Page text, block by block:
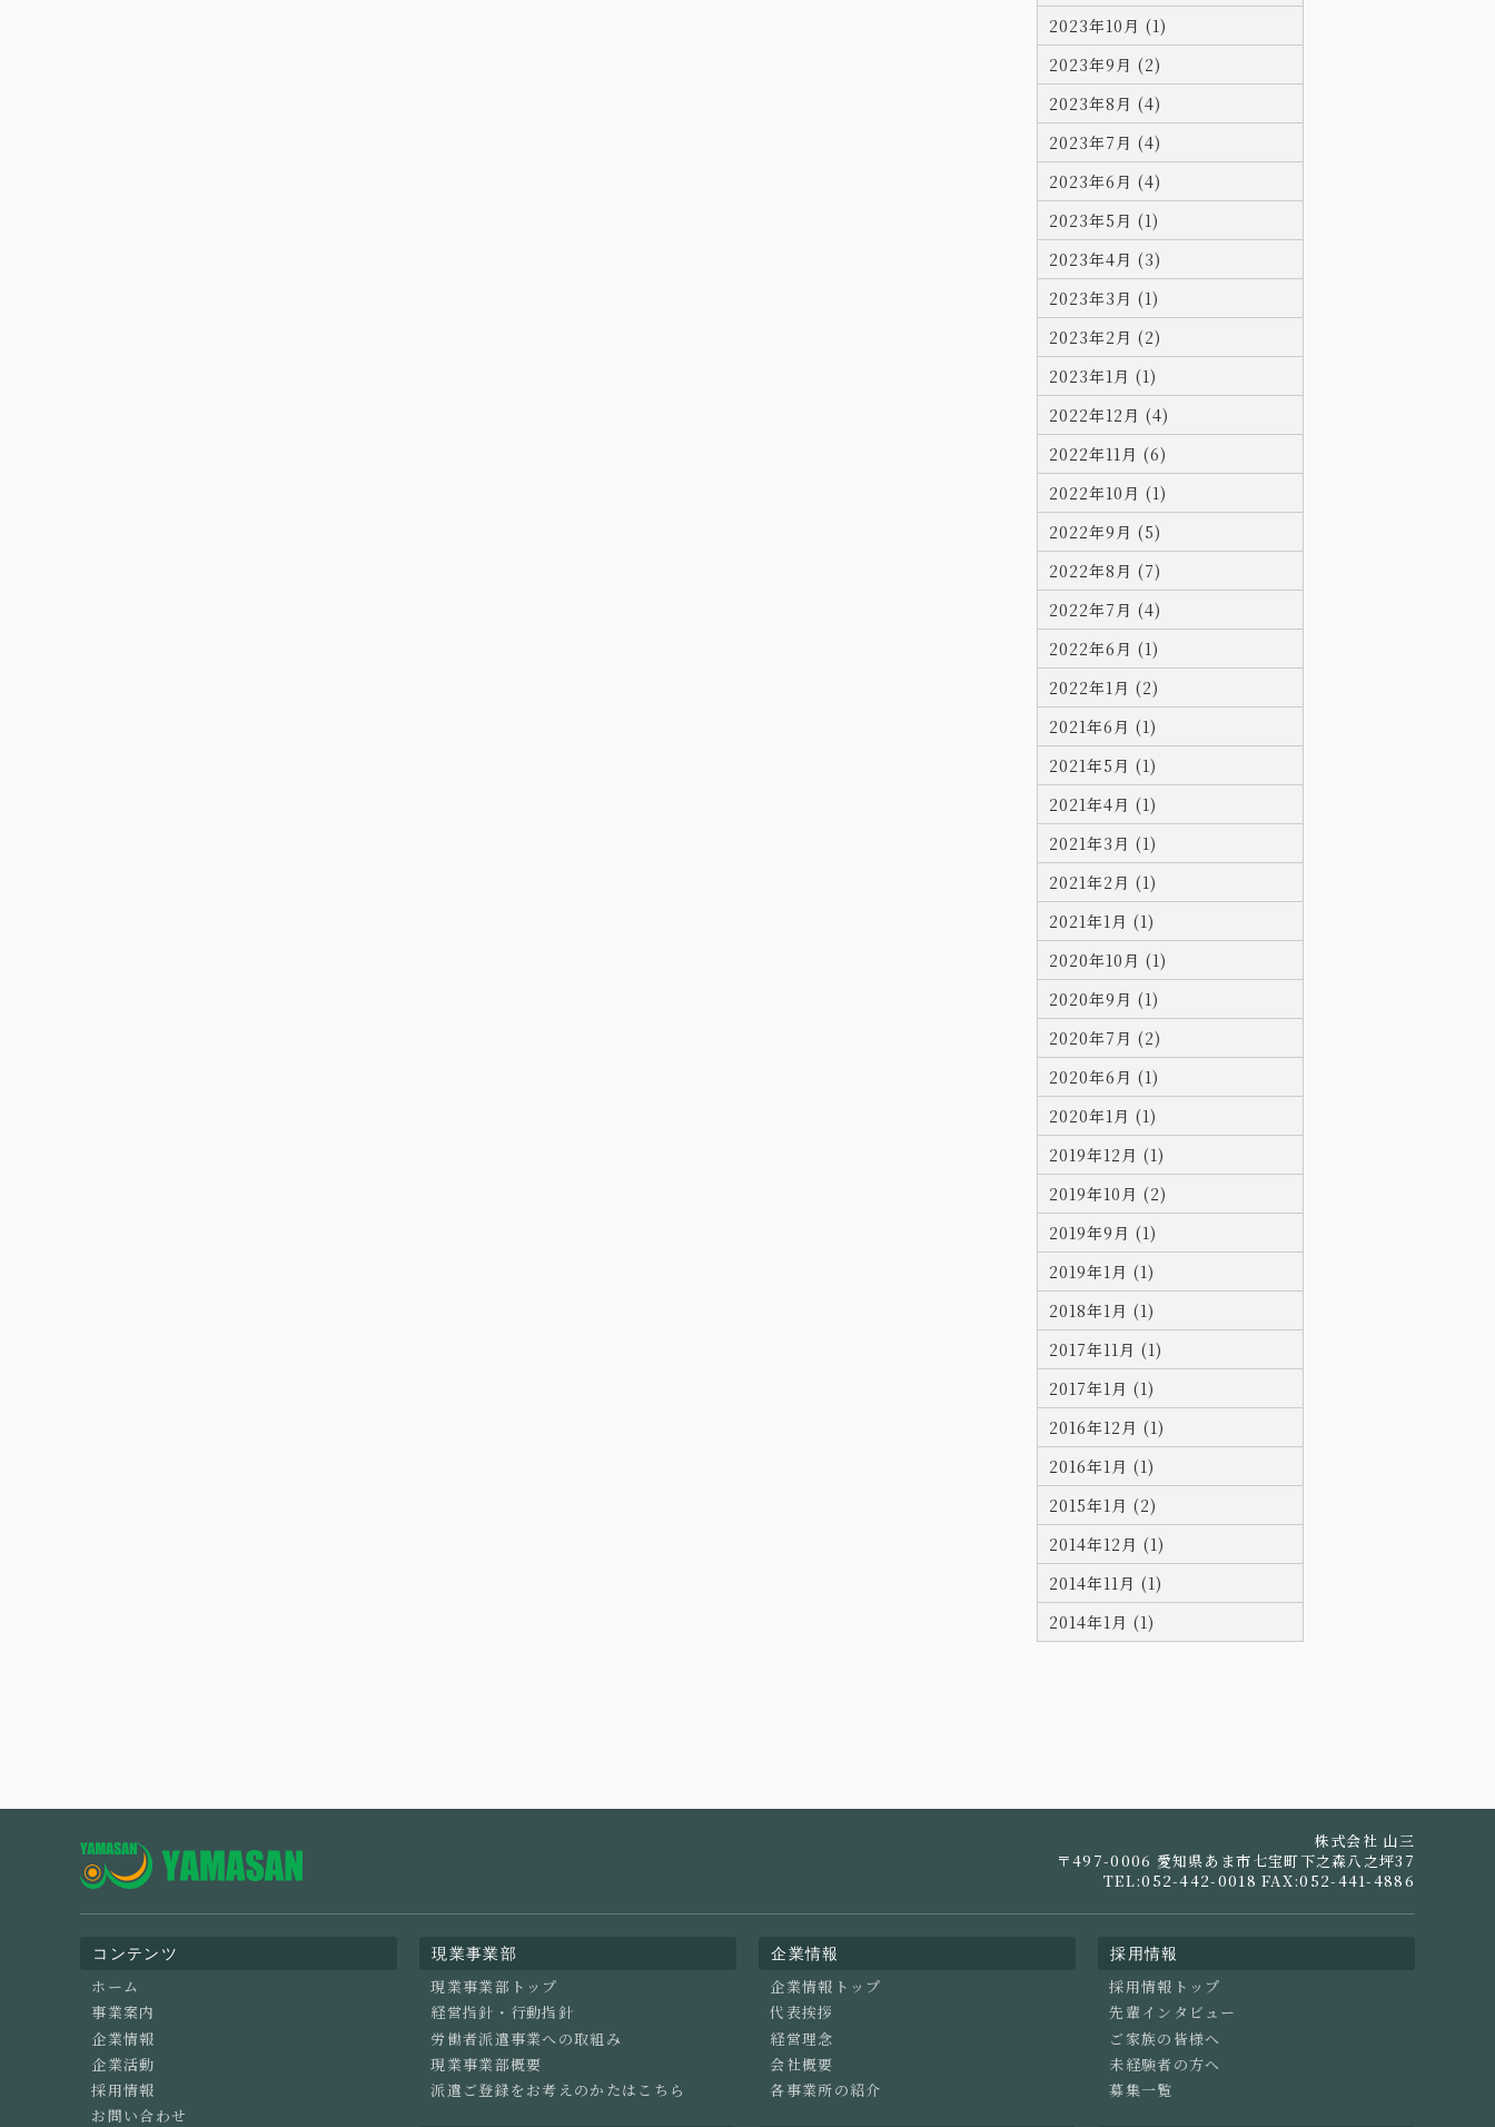
2023年10月 (1)
2023年9月 (2)
2023年8月 (4)
2023年7月 (4)
2023年6月 (4)
2023年5月 (1)
2023年4月 (3)
2023年3月 (1)
2023年2月 (2)
2023年1月 (1)
2022年12月 (4)
2022年11月 (6)
2022年10月 (1)
2022年9月 (5)
2022年8月 (7)
2022年7月 (4)
2022年6月 (1)
2022年1月 (2)
2021年6月 (1)
2021年5月 (1)
2021年4月 (1)
2021年3月 (1)
2021年2月 (1)
2021年1月 (1)
2020年10月 (1)
2020年9月 (1)
2020年7月 (2)
2020年6月 (1)
2020年1月 (1)
2019年12月 (1)
2019年10月 (2)
2019年9月 (1)
2019年1月 (1)
2018年1月 (1)
2017年11月 (1)
2017年1月 (1)
2016年12月 (1)
2016年1月 (1)
2015年1月 (2)
2014年12月 (1)
2014年11月 (1)
2014年1月 (1)
株式会社 山三
〒497-0006 愛知県あま市七宝町下之森八之坪37
TEL:052-442-0018 FAX:052-441-4886
コンテンツ
ホーム
事業案内
企業情報
企業活動
採用情報
お問い合わせ
現業事業部
現業事業部トップ
経営指針・行動指針
労働者派遣事業への取組み
現業事業部概要
派遣ご登録をお考えのかたはこちら
企業情報
企業情報トップ
代表挨拶
経営理念
会社概要
各事業所の紹介
採用情報
採用情報トップ
先輩インタビュー
ご家族の皆様へ
未経験者の方へ
募集一覧